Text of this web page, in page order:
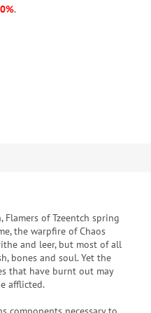
.
of Tzeentch spring
the warpfire of Chaos
and leer, but most of all
bones and soul. Yet the
that have burnt out may
afflicted.